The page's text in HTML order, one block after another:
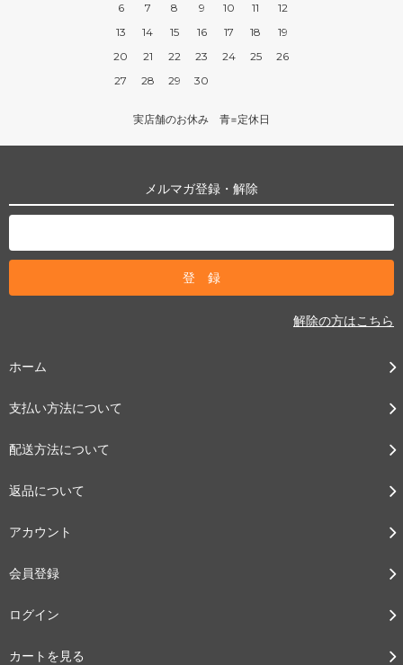
6
7 8 9 10 11
12
13
14 15 16 17 18
19
20
21 22 23 24 25
26
27
28 29 30
実店舗のお休み 青=定休日
メルマガ登録・解除
解除の方はこちら
ホーム
支払い方法について
配送方法について
返品について
アカウント
会員登録
ログイン
カートを見る